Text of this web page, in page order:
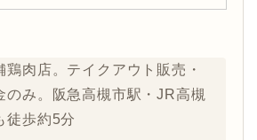
鶏肉店。テイクアウト販売・
のみ。阪急高槻市駅・JR高槻
徒歩約5分